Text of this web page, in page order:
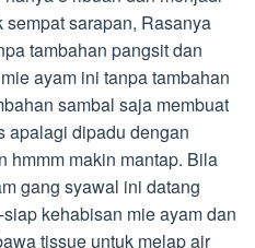
sarapan, Rasanya
tambahan pangsit dan
ayam ini tanpa tambahan
sambal saja membuat
apalagi dipadu dengan
hmmm makin mantap. Bila
gang syawal ini datang
kehabisan mie ayam dan
tissue untuk melap air